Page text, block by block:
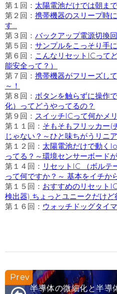
第１回： 太陽電池だけでは朝ま
第２回： 携帯機器のスリープ時
す…
第３回： バックアップ電源切換
第５回： サンプルをこっそり手
第６回： こんなリセットICって
能安全って？）
第７回： 携帯機器がフリーズし
～！
第８回： ボタンを触らずに操作
化）ってどうやってるの？
第９回： スイッチICって何かメ
第１１回： そもそもフリッカー(
じゃない？～ひと味ちがうリニ
第１２回： 太陽電池だけで動く
ってる？～環境センサーボード
第１４回： リセットIC （ボルテ
って何ですか？～ 基本をイチか
第１５回： おすすめのリセット
検出器) ちょっとユニークだけど
第１６回： ウォッチドッグタイ
半導体の微細化と半導